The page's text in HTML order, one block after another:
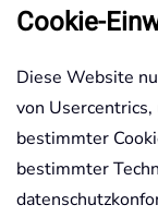
Cookie-
Diese Website
von
bestimmter
bestimmter